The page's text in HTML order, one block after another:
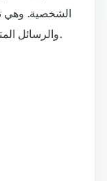
الشخصية. وهي
والرسائل المتبادلة مع الشركات أو التجارة الإلكترونية.